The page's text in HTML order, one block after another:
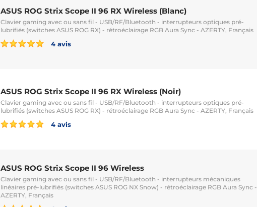
ASUS ROG Strix Scope II 96 RX Wireless (Blanc)
Clavier gaming avec ou sans fil - USB/RF/Bluetooth - interrupteurs optiques pré-
lubrifiés (switches ASUS ROG RX) - rétroéclairage RGB Aura Sync - AZERTY, Français
4 avis
ASUS ROG Strix Scope II 96 RX Wireless (Noir)
Clavier gaming avec ou sans fil - USB/RF/Bluetooth - interrupteurs optiques pré-
lubrifiés (switches ASUS ROG RX) - rétroéclairage RGB Aura Sync - AZERTY, Français
4 avis
ASUS ROG Strix Scope II 96 Wireless
Clavier gaming avec ou sans fil - USB/RF/Bluetooth - interrupteurs mécaniques
linéaires pré-lubrifiés (switches ASUS ROG NX Snow) - rétroéclairage RGB Aura Sync -
AZERTY, Français